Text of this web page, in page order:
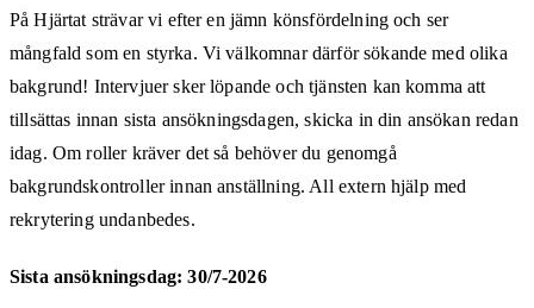
På Hjärtat strävar vi efter en jämn könsfördelning och ser
mångfald som en styrka. Vi välkomnar därför sökande med olika
bakgrund! Intervjuer sker löpande och tjänsten kan komma att
tillsättas innan sista ansökningsdagen, skicka in din ansökan redan
idag. Om roller kräver det så behöver du genomgå
bakgrundskontroller innan anställning. All extern hjälp med
rekrytering undanbedes.
Sista ansökningsdag: 30/7-2026